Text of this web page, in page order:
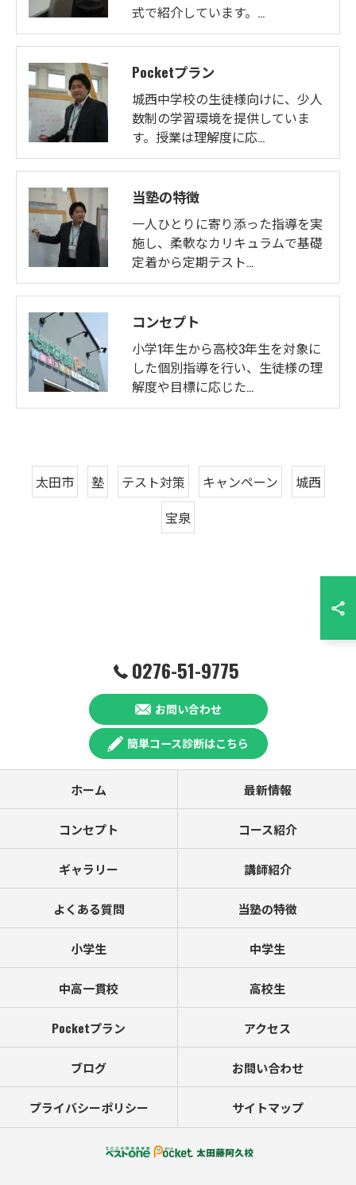
式で紹介しています。…
Pocketプラン
城西中学校の生徒様向けに、少人
数制の学習環境を提供していま
す。授業は理解度に応…
当塾の特徴
一人ひとりに寄り添った指導を実
施し、柔軟なカリキュラムで基礎
定着から定期テスト…
コンセプト
小学1年生から高校3年生を対象に
した個別指導を行い、生徒様の理
解度や目標に応じた…
太田市 塾 テスト対策 キャンペーン
城西
宝泉
0276-51-9775
お問い合わせ
簡単コース診断はこちら
ホーム 最新情報
コンセプト コース紹介
ギャラリー 講師紹介
よくある質問 当塾の特徴
小学生 中学生
中高一貫校 高校生
Pocketプラン アクセス
ブログ お問い合わせ
プライバシーポリシー サイトマップ